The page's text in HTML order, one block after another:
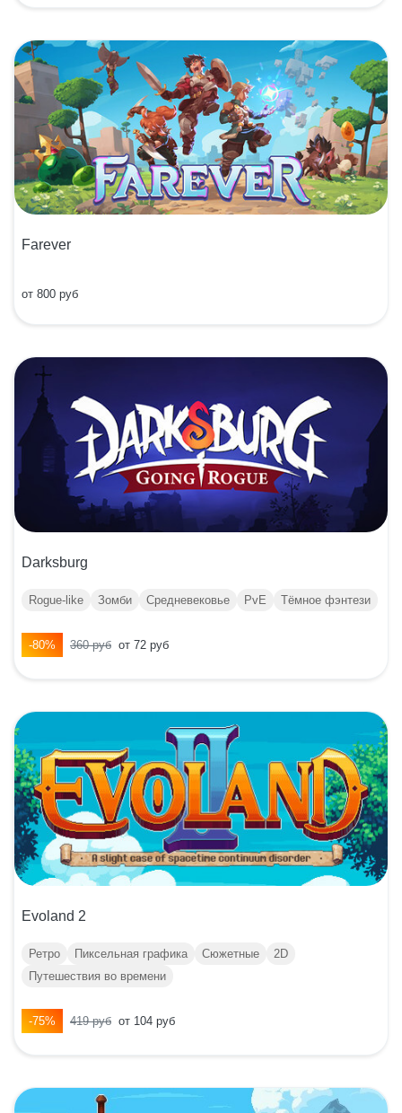
Farever
от 800 руб
Darksburg
Rogue-like Зомби Средневековье PvE Тёмное фэнтези
-80% 360 руб от 72 руб
Evoland 2
Ретро Пиксельная графика Сюжетные
2D
Путешествия во времени
-75% 419 руб от 104 руб